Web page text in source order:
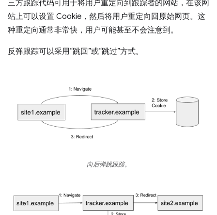
三方跟踪代码可用于将用户重定向到跟踪者的网站，在该网
站上可以设置 Cookie，然后将用户重定向回原始网页。这
种重定向通常非常快，用户可能甚至不会注意到。
反弹跟踪可以采用“跳回”或“跳过”方式。
向后弹跳跟踪。